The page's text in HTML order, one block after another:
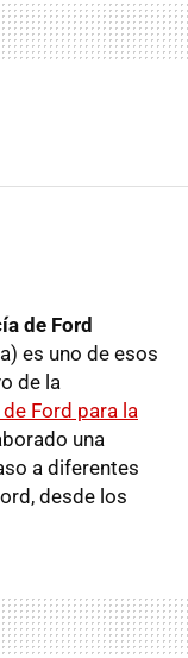
de Ford
es uno de esos
de la
Ford para la
una
a diferentes
desde los